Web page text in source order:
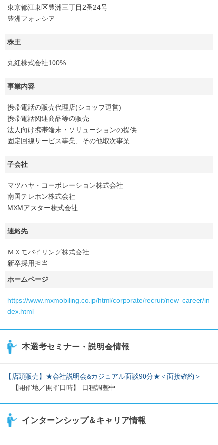
東京都江東区豊洲三丁目2番24号
豊洲フォレシア
株主
丸紅株式会社100%
事業内容
携帯電話の販売代理店(ショップ運営)
携帯電話関連商品等の販売
法人向け携帯端末・ソリューションの提供
固定回線サービス事業、その他取次事業
子会社
マツハヤ・コーポレーション株式会社
南国テレホン株式会社
MXMアスター株式会社
連絡先
ＭＸモバイリング株式会社
新卒採用担当
ホームページ
https://www.mxmobiling.co.jp/html/corporate/recruit/new_career/in
dex.html
本選考セミナー・説明会情報
【店頭販売】★会社説明会&カジュアル面談90分★＜面接確約＞
【開催地／開催日時】 日程調整中
インターンシップ＆キャリア情報